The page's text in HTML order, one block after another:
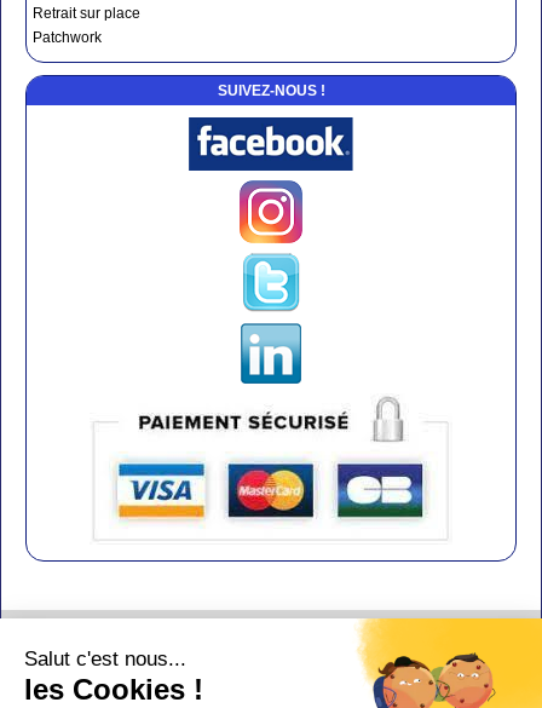
Retrait sur place
Patchwork
SUIVEZ-NOUS !
Salut c'est nous...
les Cookies !